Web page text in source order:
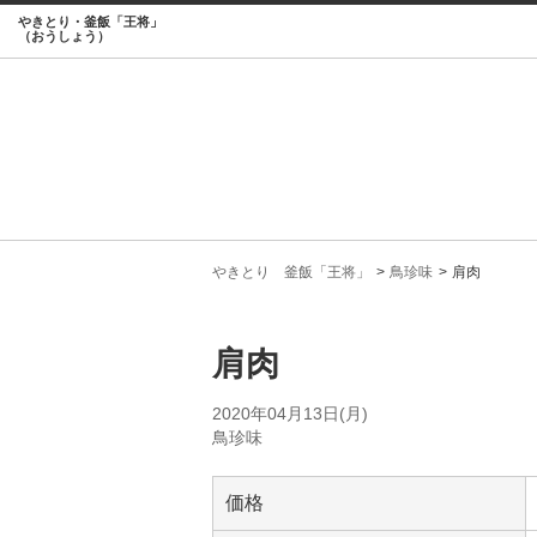
やきとり・釜飯「王将」
（おうしょう）
やきとり 釜飯「王将」 鳥珍味 肩肉
肩肉
2020年04月13日(月)
鳥珍味
価格